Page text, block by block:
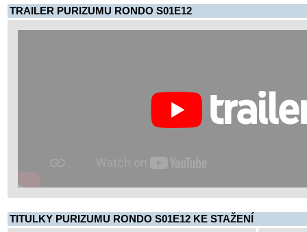
TRAILER PURIZUMU RONDO S01E12
TITULKY PURIZUMU RONDO S01E12 KE STAŽENÍ